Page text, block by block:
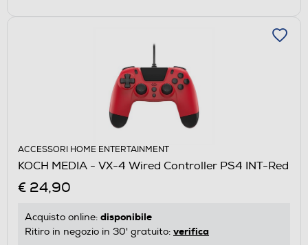
ACCESSORI HOME ENTERTAINMENT
KOCH MEDIA - VX-4 Wired Controller PS4 INT-Red
€ 24,90
Acquisto online: disponibile
Ritiro in negozio in 30' gratuito: verifica